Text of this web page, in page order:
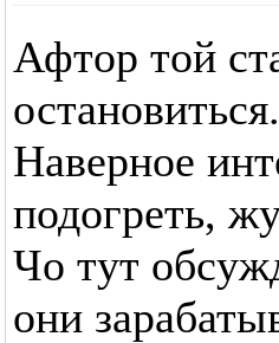
Афтор той
Наверное
подогреть,
Чо тут
они